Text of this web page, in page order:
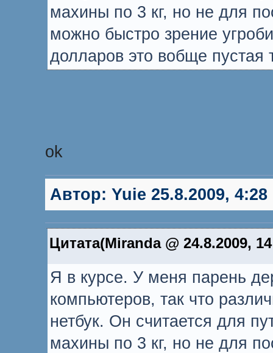
махины по 3 кг, но не для
можно быстро зрение
долларов это вобще пустая
ok
Автор: Yuie 25.8.2009, 4:28
Цитата(Miranda @ 24.8.2009,
Я в курсе. У меня парень
компьютеров, так что
нетбук. Он считается для
махины по 3 кг, но не для